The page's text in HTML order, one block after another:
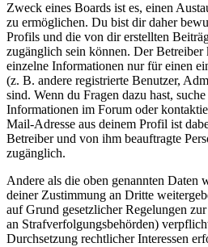
Zweck eines Boards ist es, einen
zu ermöglichen. Du bist dir daher
Profils und die von dir erstellten
zugänglich sein können. Der Betreiber
einzelne Informationen nur für einen
(z. B. andere registrierte Benutzer,
sind. Wenn du Fragen dazu hast,
Informationen im Forum oder
Mail-Adresse aus deinem Profil ist
Betreiber und von ihm beauftragte
zugänglich.
Andere als die oben genannten Daten
deiner Zustimmung an Dritte
auf Grund gesetzlicher Regelungen
an Strafverfolgungsbehörden)
Durchsetzung rechtlicher Interessen